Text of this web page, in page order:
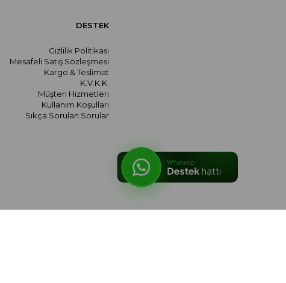
DESTEK
Gizlilik Politikası
Mesafeli Satış Sözleşmesi
Kargo & Teslimat
K.V.K.K.
Müşteri Hizmetleri
Kullanım Koşulları
Sıkça Sorulan Sorular